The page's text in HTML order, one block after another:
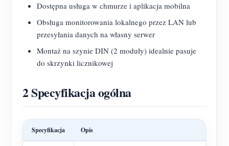
Dostępna usługa w chmurze i aplikacja mobilna
Obsługa monitorowania lokalnego przez LAN lub
przesyłania danych na własny serwer
Montaż na szynie DIN (2 moduły) idealnie pasuje
do skrzynki licznikowej
2 Specyfikacja ogólna
Specyfikacja Opis